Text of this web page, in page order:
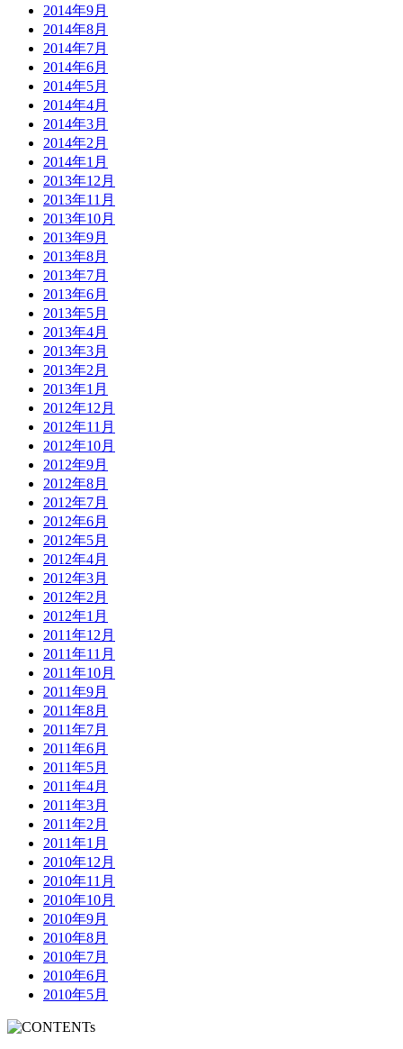
2014年9月
2014年8月
2014年7月
2014年6月
2014年5月
2014年4月
2014年3月
2014年2月
2014年1月
2013年12月
2013年11月
2013年10月
2013年9月
2013年8月
2013年7月
2013年6月
2013年5月
2013年4月
2013年3月
2013年2月
2013年1月
2012年12月
2012年11月
2012年10月
2012年9月
2012年8月
2012年7月
2012年6月
2012年5月
2012年4月
2012年3月
2012年2月
2012年1月
2011年12月
2011年11月
2011年10月
2011年9月
2011年8月
2011年7月
2011年6月
2011年5月
2011年4月
2011年3月
2011年2月
2011年1月
2010年12月
2010年11月
2010年10月
2010年9月
2010年8月
2010年7月
2010年6月
2010年5月